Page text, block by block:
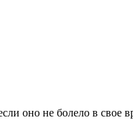
оно не болело в свое